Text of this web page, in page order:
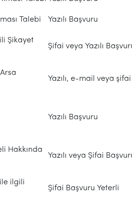
Talebi Yazılı Başvuru
Şikayet
Şifai veya Yazılı
Yazılı, e-mail veya
Yazılı Başvuru
Hakkında
Yazılı veya Şifai
ilgili
Şifai Başvuru Yeterli